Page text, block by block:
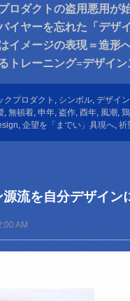
ロダクトの盗用悪用が
イヤーを忘れた「デザ
イメージの表現＝造形
トレーニング=デザイン
クプロダクト , シンボル, デザイ
, 無頓着, 申年, 盗作, 酉年, 風潮, 鶏
, 企望を「までい」具現へ, 祈
源流を自分デザイ
AM